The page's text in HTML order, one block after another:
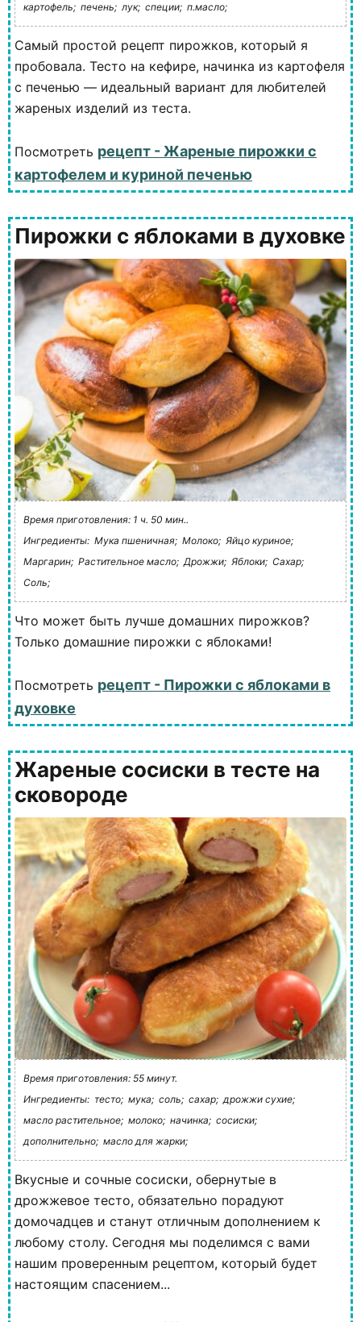
картофель; печень; лук; специи; п.масло;
Самый простой рецепт пирожков, который я
пробовала. Тесто на кефире, начинка из картофеля
с печенью — идеальный вариант для любителей
жареных изделий из теста.
Посмотреть рецепт - Жареные пирожки с
картофелем и куриной печенью
Пирожки с яблоками в духовке
Время приготовления: 1 ч. 50 мин..
Ингредиенты: Мука пшеничная; Молоко; Яйцо куриное;
Маргарин; Растительное масло; Дрожжи; Яблоки; Сахар;
Соль;
Что может быть лучше домашних пирожков?
Только домашние пирожки с яблоками!
Посмотреть рецепт - Пирожки с яблоками в
духовке
Жареные сосиски в тесте на
сковороде
Время приготовления: 55 минут.
Ингредиенты: тесто; мука; соль; сахар; дрожжи сухие;
масло растительное; молоко; начинка; сосиски;
дополнительно; масло для жарки;
Вкусные и сочные сосиски, обернутые в
дрожжевое тесто, обязательно порадуют
домочадцев и станут отличным дополнением к
любому столу. Сегодня мы поделимся с вами
нашим проверенным рецептом, который будет
настоящим спасением...